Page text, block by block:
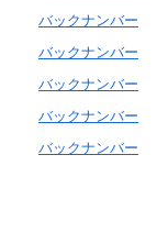
バックナンバー
バックナンバー
バックナンバー
バックナンバー
バックナンバー